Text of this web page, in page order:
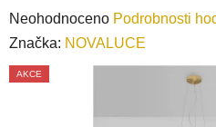
Průměrné
hodnocení
produktu
Neohodnoceno Podrobnosti
Značka: NOVALUCE
AKCE